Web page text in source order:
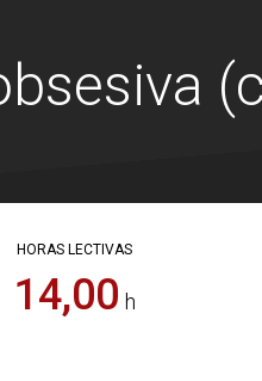
HORAS LECTIVAS
14,00 h